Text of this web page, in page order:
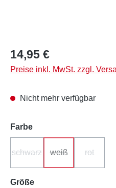
Regulärer Preis:
14,95 €
Preise inkl. MwSt. zzgl.
Nicht mehr verfügbar
Farbeauswählen
schwarz weiß rot
Größeauswählen